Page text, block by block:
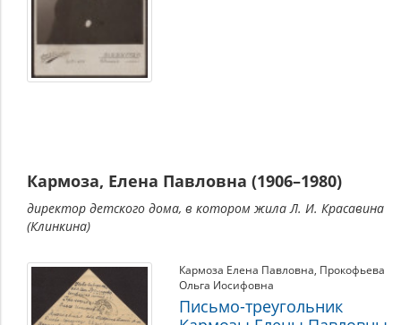
Кармоза, Елена Павловна (1906–1980)
директор детского дома, в котором жила Л. И. Красавина
(Клинкина)
Кармоза Елена Павловна, Прокофьева
Ольга Иосифовна
Письмо-треугольник